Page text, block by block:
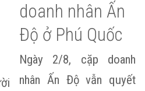
doanh nhân Ấn
Độ ở Phú Quốc
Ngày 2/8, cặp doanh
nhân Ấn Độ vẫn quyết